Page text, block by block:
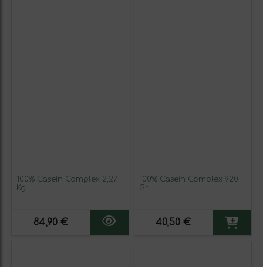
100% Casein Complex 2,27
Kg
84,90 €
100% Casein Complex 920
Gr
40,50 €